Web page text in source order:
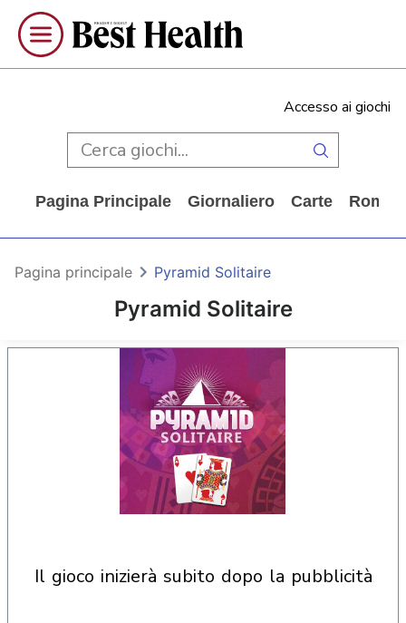
Accesso ai giochi
Pagina Principale Giornaliero Carte
Pyramid Solitaire
Pagina principale Pyramid Solitaire
il gioco inizierà subito dopo la pubblicità